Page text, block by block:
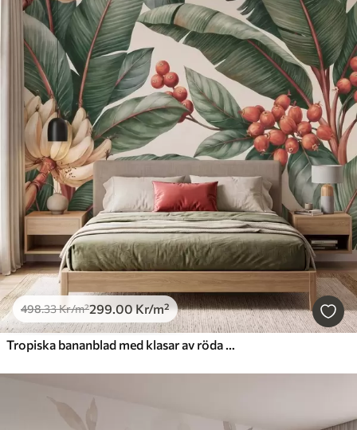
498.33Kr/m²299.00Kr/m²
Tropiska bananblad med klasar av röda kaffebär, i akvarellstil